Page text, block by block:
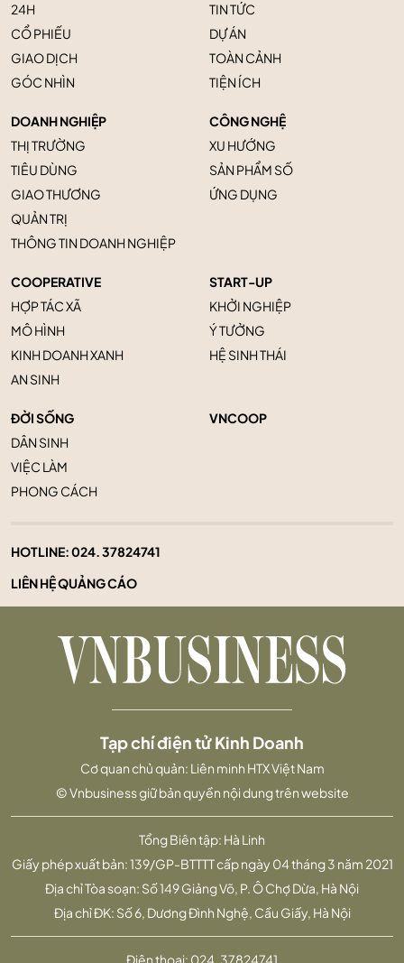
24H
CỔ PHIẾU
GIAO DỊCH
GÓC NHÌN
TIN TỨC
DỰ ÁN
TOÀN CẢNH
TIỆN ÍCH
DOANH NGHIỆP
THỊ TRƯỜNG
TIÊU DÙNG
GIAO THƯƠNG
QUẢN TRỊ
THÔNG TIN DOANH NGHIỆP
CÔNG NGHỆ
XU HƯỚNG
SẢN PHẨM SỐ
ỨNG DỤNG
COOPERATIVE
HỢP TÁC XÃ
MÔ HÌNH
KINH DOANH XANH
AN SINH
START-UP
KHỞI NGHIỆP
Ý TƯỞNG
HỆ SINH THÁI
ĐỜI SỐNG
DÂN SINH
VIỆC LÀM
PHONG CÁCH
VNCOOP
HOTLINE:024. 37824741
LIÊN HỆ QUẢNG CÁO
Tổng Biên tập: Hà Linh
Giấy phép xuất bản: 139/GP-BTTTT cấp ngày 04 tháng 3 năm 2021
Địa chỉ Tòa soạn: Số 149 Giảng Võ, P. Ô Chợ Dừa, Hà Nội
Địa chỉ ĐK: Số 6, Dương Đình Nghệ, Cầu Giấy, Hà Nội
Tạp chí điện tử Kinh Doanh
Cơ quan chủ quản: Liên minh HTX Việt Nam
© Vnbusiness giữ bản quyền nội dung trên website
Điện thoại: 024. 37824741